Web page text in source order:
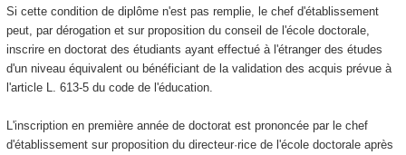
Si cette condition de diplôme n'est pas remplie, le chef d'établissement
peut, par dérogation et sur proposition du conseil de l'école doctorale,
inscrire en doctorat des étudiants ayant effectué à l'étranger des études
d'un niveau équivalent ou bénéficiant de la validation des acquis prévue à
l'article L. 613-5 du code de l'éducation.
L'inscription en première année de doctorat est prononcée par le chef
d'établissement sur proposition du directeur·rice de l'école doctorale après